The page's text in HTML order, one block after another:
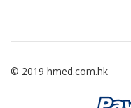
© 2019 hmed.com.hk